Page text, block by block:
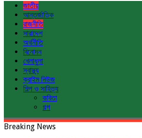
জাতীয়
আন্তর্জাতিক
রাজনীতি
সারাদেশ
অর্থনীতি
বিনোদন
খেলাধুলা
স্বাস্থ্য
ক্রাইম নিউজ
শিল্প ও সাহিত্য
কবিতা
গল্প
Breaking News